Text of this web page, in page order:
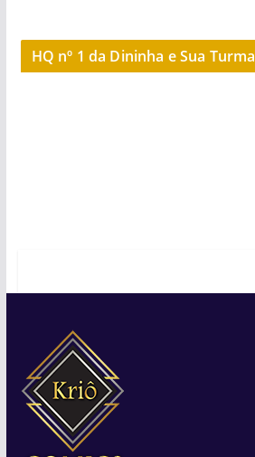
HQ nº 1 da Dininha e Sua Turma